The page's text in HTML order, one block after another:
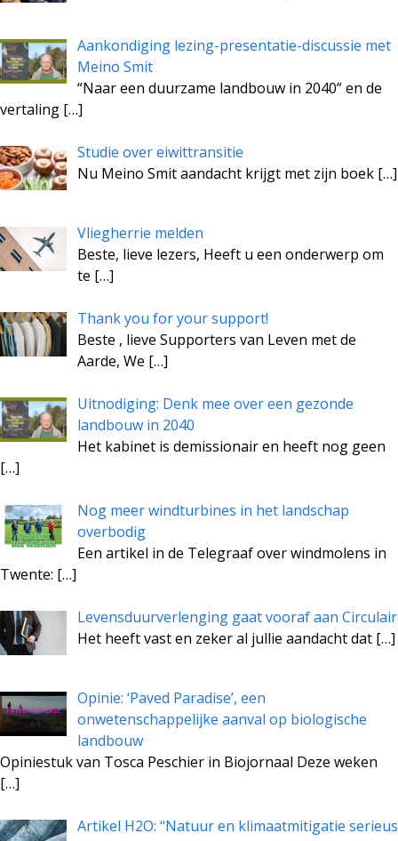
Aankondiging lezing-presentatie-discussie met
Meino Smit
“Naar een duurzame landbouw in 2040” en de
vertaling […]
Studie over eiwittransitie
Nu Meino Smit aandacht krijgt met zijn boek […]
Vliegherrie melden
Beste, lieve lezers, Heeft u een onderwerp om
te […]
Thank you for your support!
Beste , lieve Supporters van Leven met de
Aarde, We […]
Uitnodiging: Denk mee over een gezonde
landbouw in 2040
Het kabinet is demissionair en heeft nog geen
[…]
Nog meer windturbines in het landschap
overbodig
Een artikel in de Telegraaf over windmolens in
Twente: […]
Levensduurverlenging gaat vooraf aan Circulair
Het heeft vast en zeker al jullie aandacht dat […]
Opinie: ‘Paved Paradise’, een
onwetenschappelijke aanval op biologische
landbouw
Opiniestuk van Tosca Peschier in Biojornaal Deze weken
[…]
Artikel H2O: “Natuur en klimaatmitigatie serieus